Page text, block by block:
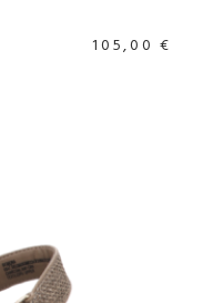
105,00 €